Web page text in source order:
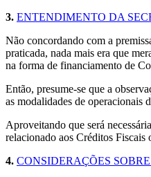
3. ENTENDIMENTO DA
Não concordando com a
praticada, nada mais era que
na forma de financiamento de
Então, presume-se que a
as modalidades de operacionais
Aproveitando que será
relacionado aos Créditos
4. CONSIDERAÇÕES